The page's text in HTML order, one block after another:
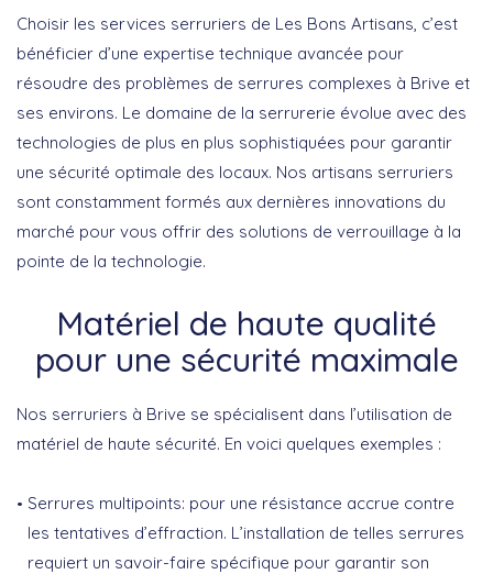
Choisir les services serruriers de Les Bons Artisans , c’est
bénéficier d’une expertise technique avancée pour
résoudre des problèmes de serrures complexes à Brive et
ses environs. Le domaine de la serrurerie évolue avec des
technologies de plus en plus sophistiquées pour garantir
une sécurité optimale des locaux. Nos artisans serruriers
sont constamment formés aux dernières innovations du
marché pour vous offrir des solutions de verrouillage à la
pointe de la technologie.
Matériel de haute qualité
pour une sécurité maximale
Nos serruriers à Brive se spécialisent dans l’utilisation de
matériel de haute sécurité. En voici quelques exemples :
Serrures multipoints: pour une résistance accrue contre
les tentatives d’effraction. L’installation de telles serrures
requiert un savoir-faire spécifique pour garantir son